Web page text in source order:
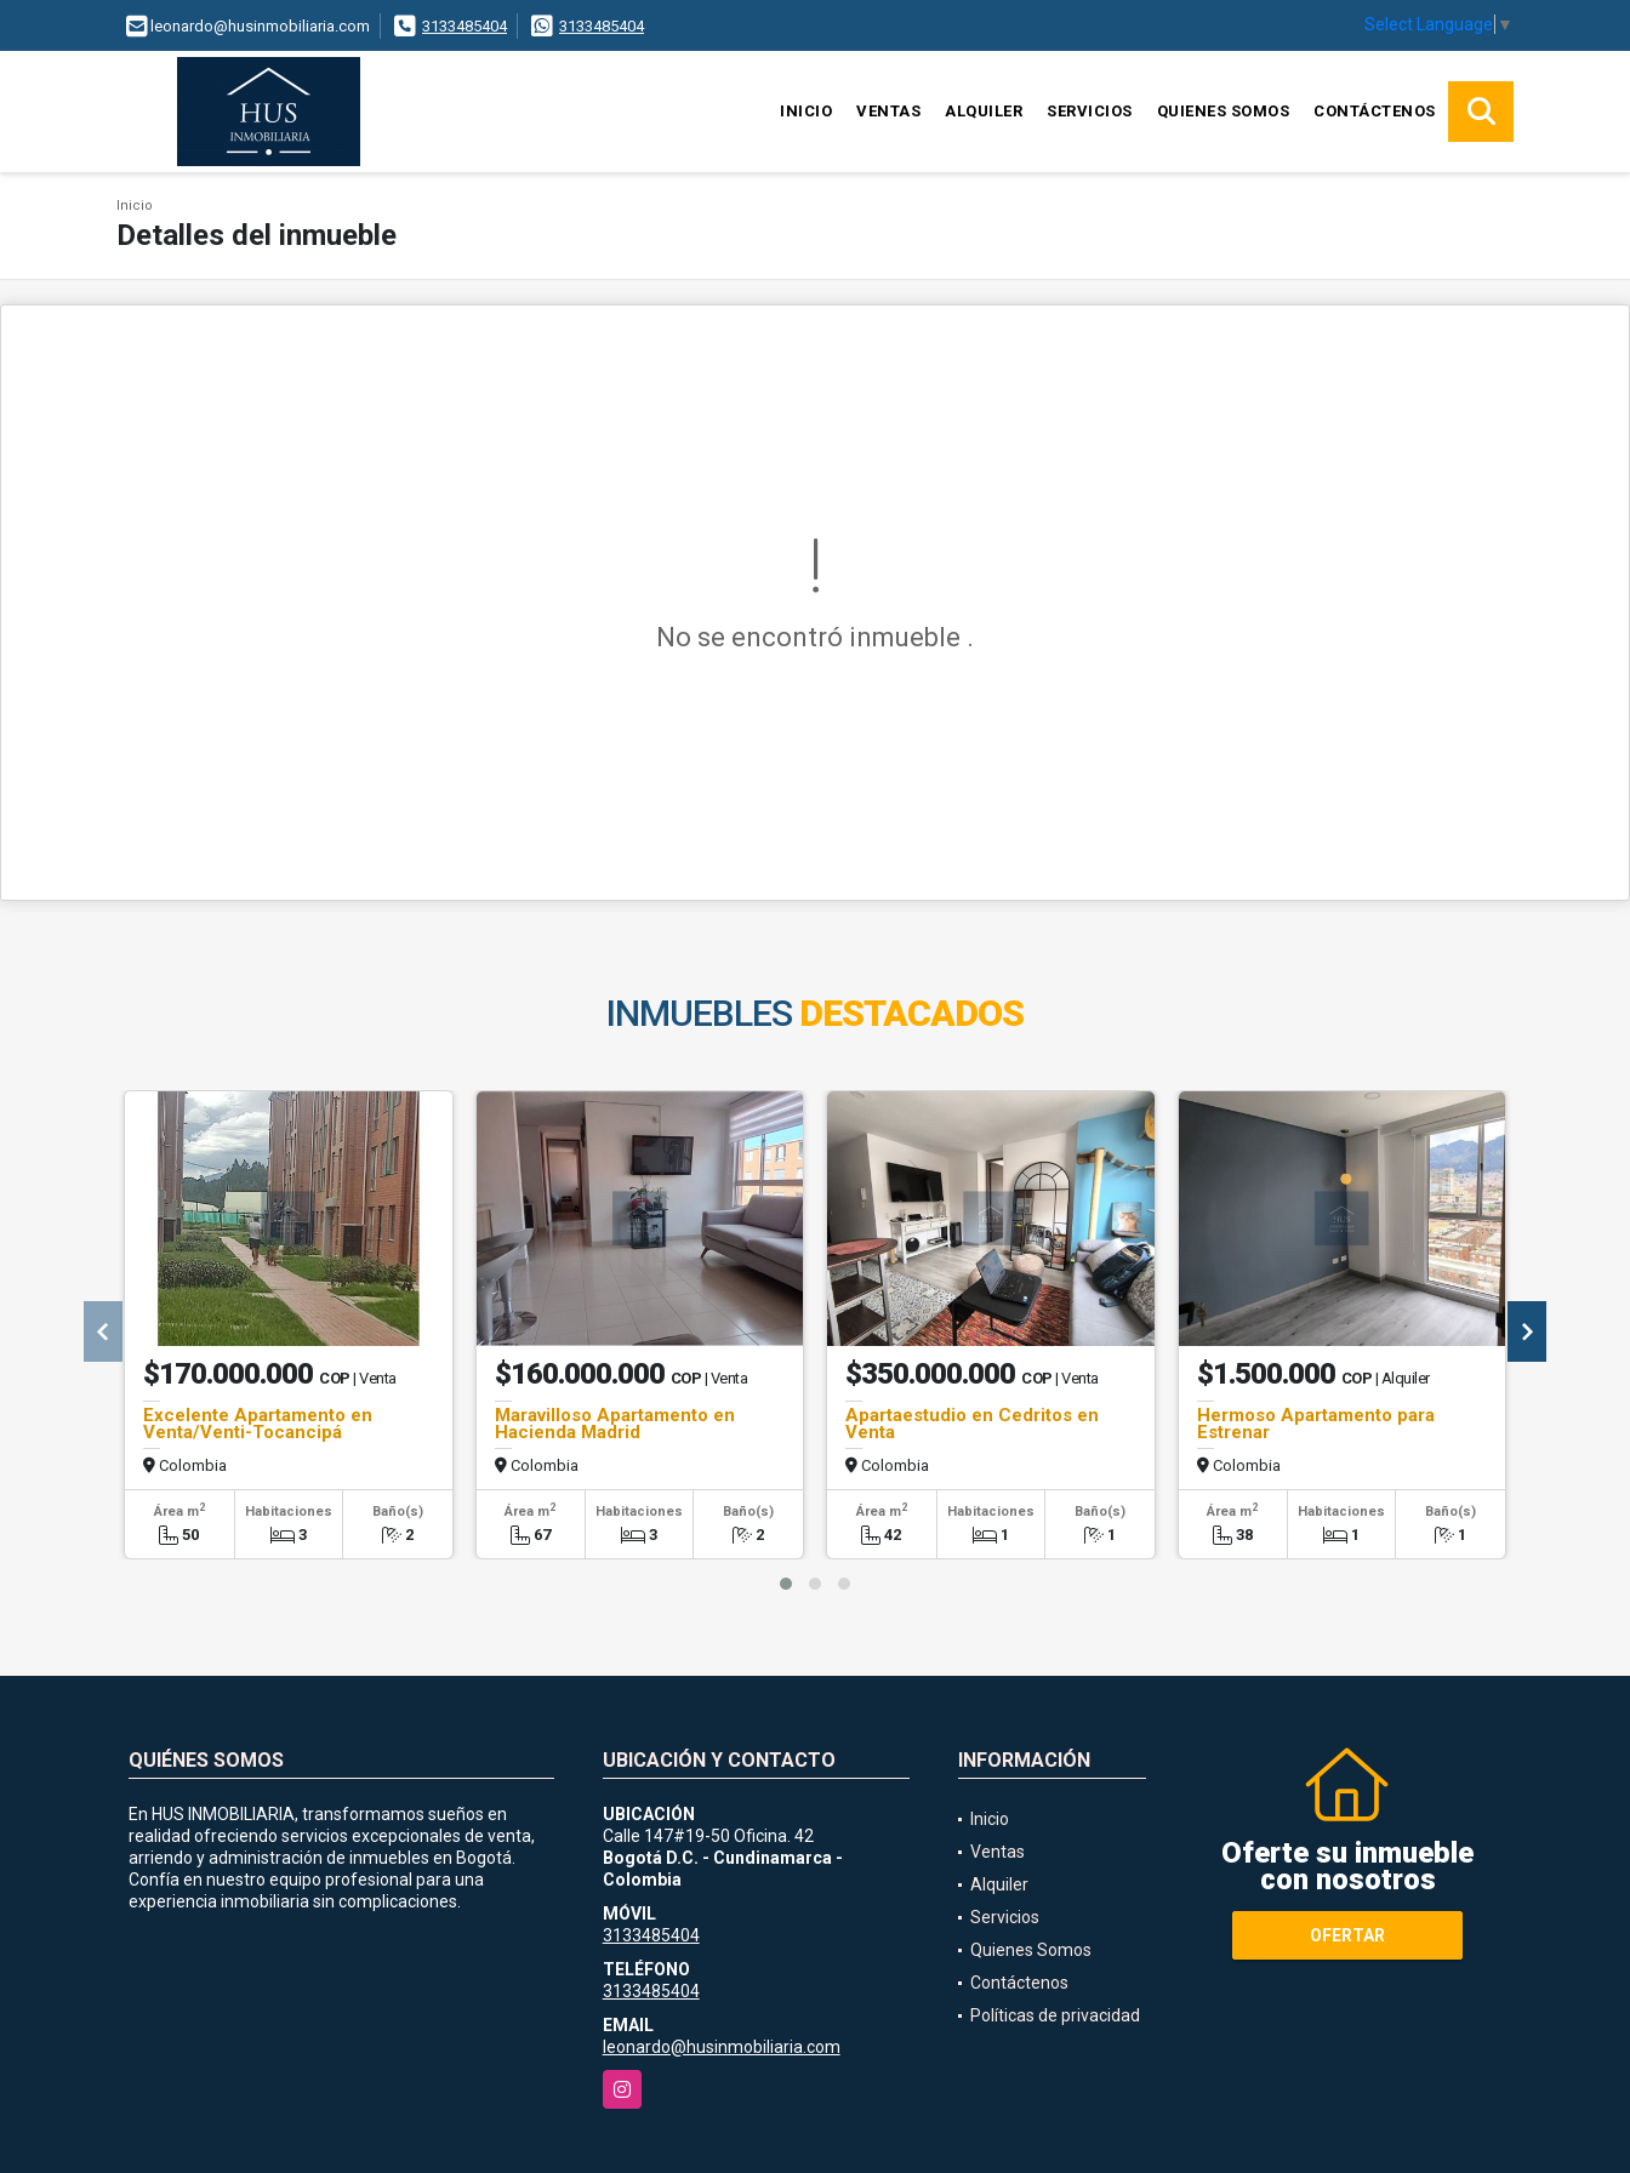
leonardo@husinmobiliaria.com 3133485404 3133485404 Select Language ▼
INICIO VENTAS ALQUILER SERVICIOS QUIENES SOMOS CONTÁCTENOS
Inicio
Detalles del inmueble
No se encontró inmueble .
INMUEBLES DESTACADOS
$170.000.000 COP | Venta
Excelente Apartamento en
Venta/Venti-Tocancipá
Colombia
Área m2
50
Habitaciones
3
Baño(s)
2
$160.000.000 COP | Venta
Maravilloso Apartamento en
Hacienda Madrid
Colombia
Área m2
67
Habitaciones
3
Baño(s)
2
$350.000.000 COP | Venta
Apartaestudio en Cedritos en
Venta
Colombia
Área m2
42
Habitaciones
1
Baño(s)
1
$1.500.000 COP | Alquiler
Hermoso Apartamento para
Estrenar
Colombia
Área m2
38
Habitaciones
1
Baño(s)
1
QUIÉNES SOMOS
En HUS INMOBILIARIA, transformamos sueños en
realidad ofreciendo servicios excepcionales de venta,
arriendo y administración de inmuebles en Bogotá.
Confía en nuestro equipo profesional para una
experiencia inmobiliaria sin complicaciones.
UBICACIÓN Y CONTACTO
UBICACIÓN
Calle 147#19-50 Oficina. 42
Bogotá D.C. - Cundinamarca -
Colombia
MÓVIL
3133485404
TELÉFONO
3133485404
EMAIL
leonardo@husinmobiliaria.com
Instagram
INFORMACIÓN
Inicio
Ventas
Alquiler
Servicios
Quienes Somos
Contáctenos
Políticas de privacidad
Oferte su inmueble
con nosotros
OFERTAR